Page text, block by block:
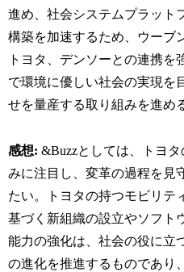
進め、社会システムプラット
構築を加速するため、ウーブ
トヨタ、デンソーとの連携を
で環境に優しい社会の実現を
せを量産する取り組みを進め
感想: &Buzzとしては、トヨタ
みに注目し、変革の過程を見
たい。トヨタの持つモビリテ
基づく新組織の設立やソフト
能力の強化は、社会の役に立
の進化を推進するものであり